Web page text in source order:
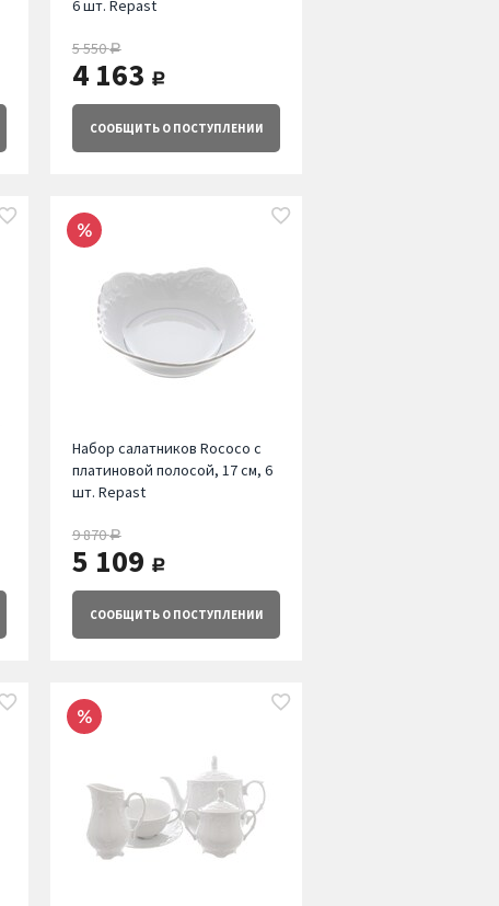
6 шт. Repast
5 550руб.
4 163 руб.
СООБЩИТЬО ПОСТУПЛЕНИИ
Набор салатников Rococo с
платиновой полосой, 17 см, 6
шт. Repast
9 870руб.
5 109 руб.
СООБЩИТЬО ПОСТУПЛЕНИИ